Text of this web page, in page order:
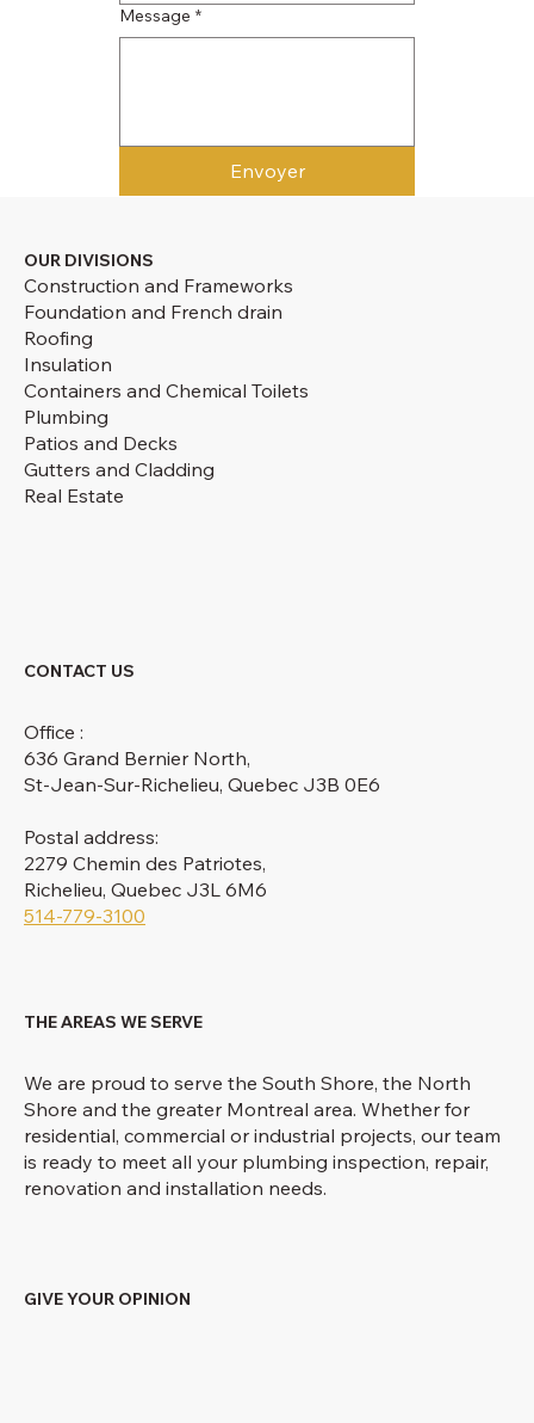
Message *
Envoyer
OUR DIVISIONS
Construction and Frameworks
Foundation and French drain
Roofing
Insulation
Containers and Chemical Toilets
Plumbing
Patios and Decks
Gutters and Cladding
Real Estate
CONTACT US
Office :
636 Grand Bernier North,
St-Jean-Sur-Richelieu, Quebec J3B 0E6
Postal address:
2279 Chemin des Patriotes,
Richelieu, Quebec J3L 6M6
514-779-3100
THE AREAS WE SERVE
We are proud to serve the South Shore, the North
Shore and the greater Montreal area. Whether for
residential, commercial or industrial projects, our team
is ready to meet all your plumbing inspection, repair,
renovation and installation needs.
GIVE YOUR OPINION